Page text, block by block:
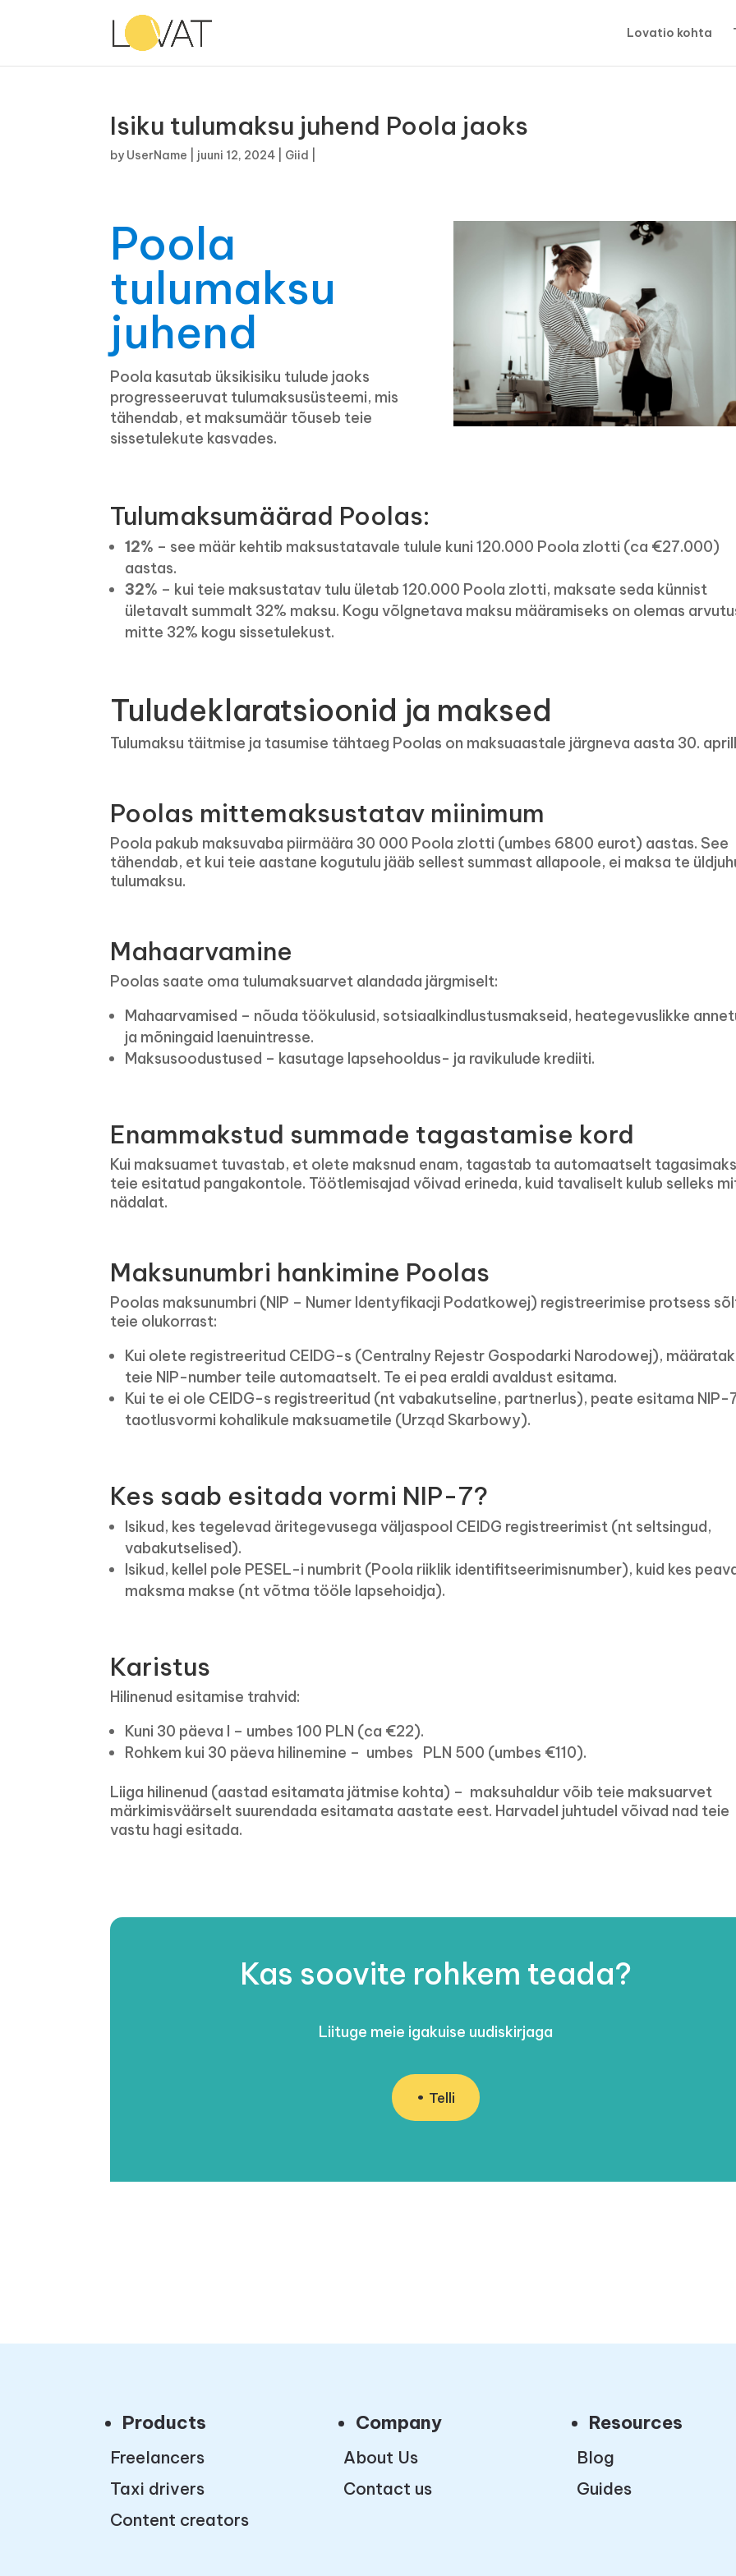
Lovatio kohta
Isiku tulumaksu juhend Poola jaoks
by UserName juuni 12, 2024 Giid
Poola
tulumaksu
juhend
Poola kasutab üksikisiku tulude jaoks
progresseeruvat tulumaksusüsteemi, mis
tähendab, et maksumäär tõuseb teie
sissetulekute kasvades.
Tulumaksumäärad Poolas:
12% – see määr kehtib maksustatavale tulule kuni 120.000 Poola zlotti (ca €27.000)
aastas.
32% – kui teie maksustatav tulu ületab 120.000 Poola zlotti, maksate seda künnist
ületavalt summalt 32% maksu. Kogu võlgnetava maksu määramiseks on olemas
mitte 32% kogu sissetulekust.
Tuludeklaratsioonid ja maksed
Tulumaksu täitmise ja tasumise tähtaeg Poolas on maksuaastale järgneva aasta 30.
Poolas mittemaksustatav miinimum
Poola pakub maksuvaba piirmäära 30 000 Poola zlotti (umbes 6800 eurot) aastas. See
tähendab, et kui teie aastane kogutulu jääb sellest summast allapoole, ei maksa te
tulumaksu.
Mahaarvamine
Poolas saate oma tulumaksuarvet alandada järgmiselt:
Mahaarvamised – nõuda töökulusid, sotsiaalkindlustusmakseid, heategevuslikke
ja mõningaid laenuintresse.
Maksusoodustused – kasutage lapsehooldus- ja ravikulude krediiti.
Enammakstud summade tagastamise kord
Kui maksuamet tuvastab, et olete maksnud enam, tagastab ta automaatselt
teie esitatud pangakontole. Töötlemisajad võivad erineda, kuid tavaliselt kulub selleks
nädalat.
Maksunumbri hankimine Poolas
Poolas maksunumbri (NIP – Numer Identyfikacji Podatkowej) registreerimise protsess
teie olukorrast:
Kui olete registreeritud CEIDG-s (Centralny Rejestr Gospodarki Narodowej),
teie NIP-number teile automaatselt. Te ei pea eraldi avaldust esitama.
Kui te ei ole CEIDG-s registreeritud (nt vabakutseline, partnerlus), peate esitama NIP-
taotlusvormi kohalikule maksuametile (Urząd Skarbowy).
Kes saab esitada vormi NIP-7?
Isikud, kes tegelevad äritegevusega väljaspool CEIDG registreerimist (nt seltsingud,
vabakutselised).
Isikud, kellel pole PESEL-i numbrit (Poola riiklik identifitseerimisnumber), kuid kes
maksma makse (nt võtma tööle lapsehoidja).
Karistus
Hilinenud esitamise trahvid:
Kuni 30 päeva l – umbes 100 PLN (ca €22).
Rohkem kui 30 päeva hilinemine – umbes PLN 500 (umbes €110).
Liiga hilinenud (aastad esitamata jätmise kohta) – maksuhaldur võib teie maksuarvet
märkimisväärselt suurendada esitamata aastate eest. Harvadel juhtudel võivad nad teie
vastu hagi esitada.
Kas soovite rohkem teada?
Liituge meie igakuise uudiskirjaga
Telli
Products
Freelancers
Taxi drivers
Content creators
Company
About Us
Contact us
Resources
Blog
Guides